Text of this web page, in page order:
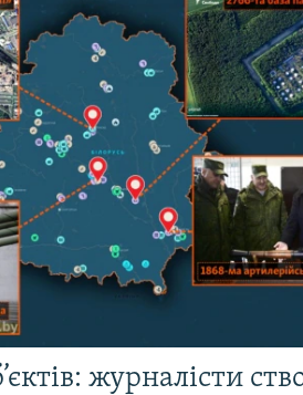
журналісти